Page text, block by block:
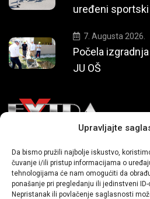
Upravljajte
Da bismo pružili najbolje iskustvo,
čuvanje i/ili pristup informacijama o
tehnologijama će nam omogućiti da
ponašanje pri pregledanju ili jedinstveni
Nepristanak ili povlačenje saglasnosti
uređeni
7. Augusta 2026.
Počela
JU OŠ
Mi smo moderni portal zabavnog
priče iz života, svijeta showbiza,